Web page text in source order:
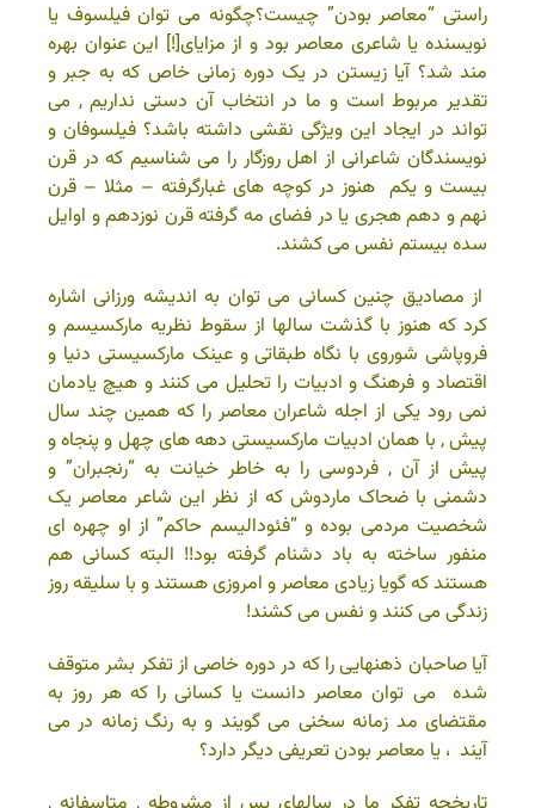
راستی “معاصر بودن” چیست؟چگونه می توان فیلسوف یا
نویسنده یا شاعری معاصر بود و از مزایای[!] این عنوان بهره
مند شد؟ آیا زیستن در یک دوره زمانی خاص که به جبر و
تقدیر مربوط است و ما در انتخاب آن دستی نداریم , می
تواند در ایجاد این ویژگی نقشی داشته باشد؟ فیلسوفان و
نویسندگان شاعرانی از اهل روزگار را می شناسیم که در قرن
بیست و یکم هنوز در کوچه های غبارگرفته – مثلا – قرن
نهم و دهم هجری یا در فضای مه گرفته قرن نوزدهم و اوایل
سده بیستم نفس می کشند.
از مصادیق چنین کسانی می توان به اندیشه ورزانی اشاره
کرد که هنوز با گذشت سالها از سقوط نظریه مارکسیسم و
فروپاشی شوروی با نگاه طبقاتی و عینک مارکسیستی دنیا و
اقتصاد و فرهنگ و ادبیات را تحلیل می کنند و هیچ یادمان
نمی رود یکی از اجله شاعران معاصر را که همین چند سال
پیش , با همان ادبیات مارکسیستی دهه های چهل و پنجاه و
پیش از آن , فردوسی را به خاطر خیانت به “رنجبران” و
دشمنی با ضحاک ماردوش که از نظر این شاعر معاصر یک
شخصیت مردمی بوده و “فئودالیسم حاکم” از او چهره ای
منفور ساخته به باد دشنام گرفته بود!! البته کسانی هم
هستند که گویا زیادی معاصر و امروزی هستند و با سلیقه روز
زندگی می کنند و نفس می کشند!
آیا صاحبان ذهنهایی را که در دوره خاصی از تفکر بشر متوقف
شده می توان معاصر دانست یا کسانی را که هر روز به
مقتضای مد زمانه سخنی می گویند و به رنگ زمانه در می
آیند ، یا معاصر بودن تعریفی دیگر دارد؟